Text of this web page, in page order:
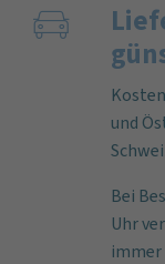
und
Bei
Uhr